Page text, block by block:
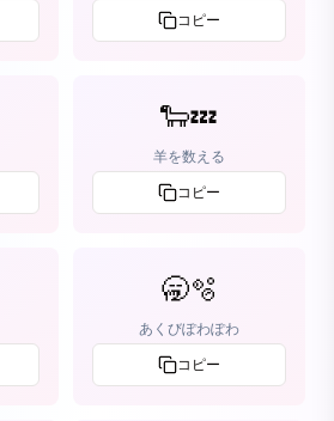
コピー
🐑💤
羊を数える
コピー
🥱🫧
あくびぽわぽわ
コピー